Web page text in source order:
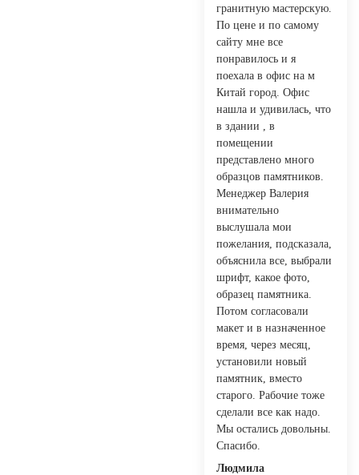
гранитную мастерскую.
По цене и по самому
сайту мне все
понравилось и я
поехала в офис на м
Китай город. Офис
нашла и удивилась, что
в здании , в
помещении
представлено много
образцов памятников.
Менеджер Валерия
внимательно
выслушала мои
пожелания, подсказала,
объяснила все, выбрали
шрифт, какое фото,
образец памятника.
Потом согласовали
макет и в назначенное
время, через месяц,
установили новый
памятник, вместо
старого. Рабочие тоже
сделали все как надо.
Мы остались довольны.
Спасибо.
Людмила